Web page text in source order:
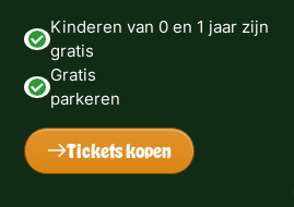
Kinderen van 0 en 1 jaar zijn
gratis
Gratis
parkeren
Tickets kopen